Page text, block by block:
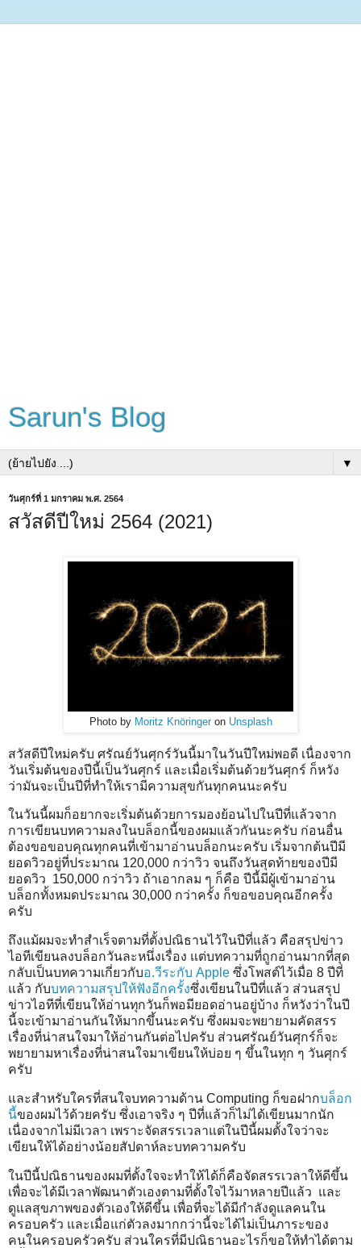
Sarun's Blog
▼
วันศุกร์ที่ 1 มกราคม พ.ศ. 2564
สวัสดีปีใหม่ 2564 (2021)
Photo by Moritz Knöringeron Unsplash
สวัสดีปีใหม่ครับ ศรัณย์วันศุกร์วันนี้มาในวันปีใหม่พอดี เนื่องจาก
วันเริ่มต้นของปีนี้เป็นวันศุกร์ และเมื่อเริ่มต้นด้วยวันศุกร์ ก็หวัง
ว่ามันจะเป็นปีที่ทำให้เรามีความสุขกันทุกคนนะครับ
ในวันนี้ผมก็อยากจะเริ่มต้นด้วยการมองย้อนไปในปีที่แล้วจาก
การเขียนบทความลงในบล็อกนี้ของผมแล้วกันนะครับ ก่อนอื่น
ต้องขอขอบคุณทุกคนที่เข้ามาอ่านบล็อกนะครับ เริ่มจากต้นปีมี
ยอดวิวอยู่ที่ประมาณ 120,000 กว่าวิว จนถึงวันสุดท้ายของปีมี
ยอดวิว 150,000 กว่าวิว ถ้าเอากลม ๆ ก็คือ ปีนี้มีผู้เข้ามาอ่าน
บล็อกทั้งหมดประมาณ 30,000 กว่าครั้ง ก็ขอขอบคุณอีกครั้ง
ครับ
ถึงแม้ผมจะทำสำเร็จตามที่ตั้งปณิธานไว้ในปีที่แล้ว คือสรุปข่าว
ไอทีเขียนลงบล็อกวันละหนึ่งเรื่อง แต่บทความที่ถูกอ่านมากที่สุด
กลับเป็นบทความเกี่ยวกับอ.วีระกับ Apple ซึ่งโพสต์ไว้เมื่อ 8 ปีที่
แล้ว กับบทความสรุปให้ฟังอีกครั้งซึ่งเขียนในปีที่แล้ว ส่วนสรุป
ข่าวไอทีที่เขียนให้อ่านทุกวันก็พอมียอดอ่านอยู่บ้าง ก็หวังว่าในปี
นี้จะเข้ามาอ่านกันให้มากขึ้นนะครับ ซึ่งผมจะพยายามคัดสรร
เรื่องที่น่าสนใจมาให้อ่านกันต่อไปครับ ส่วนศรัณย์วันศุกร์ก็จะ
พยายามหาเรื่องที่น่าสนใจมาเขียนให้บ่อย ๆ ขึ้นในทุก ๆ วันศุกร์
ครับ
และสำหรับใครที่สนใจบทความด้าน Computing ก็ขอฝากบล็อก
นี้ของผมไว้ด้วยครับ ซึ่งเอาจริง ๆ ปีที่แล้วก็ไม่ได้เขียนมากนัก
เนื่องจากไม่มีเวลา เพราะจัดสรรเวลาแต่ในปีนี้ผมตั้งใจว่าจะ
เขียนให้ได้อย่างน้อยสัปดาห์ละบทความครับ
ในปีนี้ปณิธานของผมที่ตั้งใจจะทำให้ได้ก็คือจัดสรรเวลาให้ดีขึ้น
เพื่อจะได้มีเวลาพัฒนาตัวเองตามที่ตั้งใจไว้มาหลายปีแล้ว และ
ดูแลสุขภาพของตัวเองให้ดีขึ้น เพื่อที่จะได้มีกำลังดูแลคนใน
ครอบครัว และเมื่อแก่ตัวลงมากกว่านี้จะได้ไม่เป็นภาระของ
คนในครอบครัวครับ ส่วนใครที่มีปณิธานอะไรก็ขอให้ทำได้ตาม